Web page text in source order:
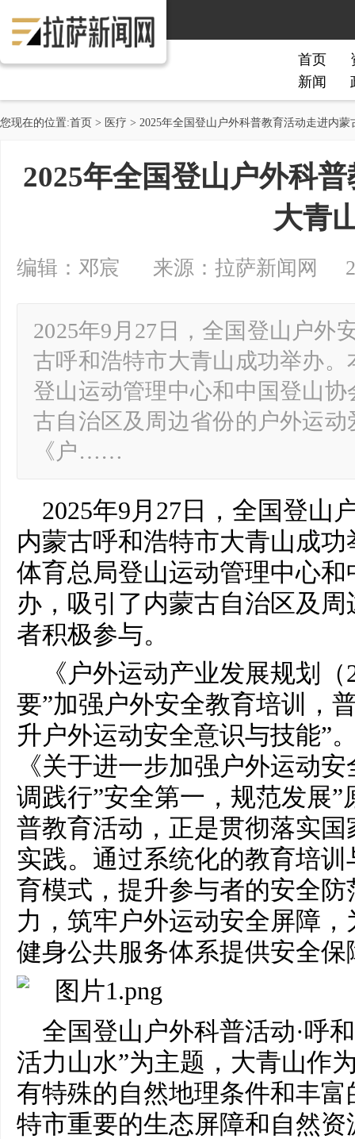
首页
新闻
您现在的位置:首页 > 医疗 > 2025年全国登山户外科普教育活动走进内蒙
2025年全国登山户外科
大青
编辑：邓宸 来源：拉萨新闻网
2025年9月27日，全国登山户外
古呼和浩特市大青山成功举办
登山运动管理中心和中国登山
古自治区及周边省份的户外运
《户……
2025年9月27日，全国登山
内蒙古呼和浩特市大青山成
体育总局登山运动管理中心
办，吸引了内蒙古自治区及
者积极参与。
《户外运动产业发展规划
要”加强户外安全教育培训，
升户外运动安全意识与技能”
《关于进一步加强户外运动
调践行”安全第一，规范发展
普教育活动，正是贯彻落实
实践。通过系统化的教育培
育模式，提升参与者的安全
力，筑牢户外运动安全屏障
健身公共服务体系提供安全保
全国登山户外科普活动·呼
活力山水”为主题，大青山作
有特殊的自然地理条件和丰
特市重要的生态屏障和自然